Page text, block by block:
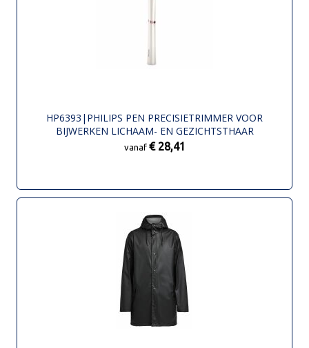
HP6393|PHILIPS PEN PRECISIETRIMMER VOOR
BIJWERKEN LICHAAM- EN GEZICHTSTHAAR
vanaf € 28,41